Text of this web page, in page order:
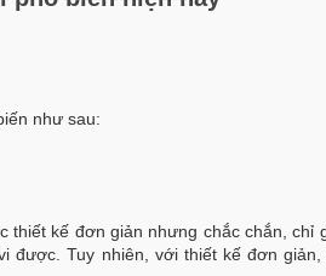
như sau:
thiết kế đơn giản nhưng chắc chắn,
được. Tuy nhiên, với thiết kế đơn